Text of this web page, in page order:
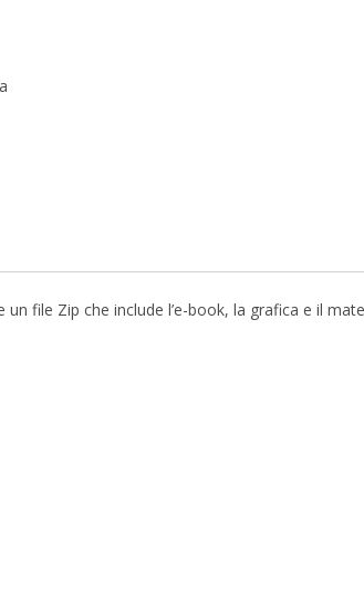
file Zip che include l’e-book, la grafica e il